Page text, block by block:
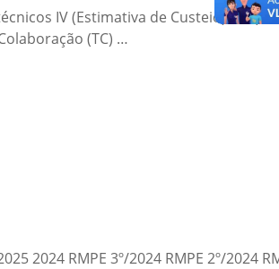
IV (Estimativa de Custeio) e V
(TC) …
2024 RMPE 3º/2024 RMPE 2º/2024